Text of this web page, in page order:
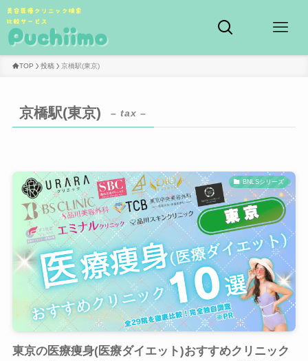
TOP 投稿 京橋駅(東京)
京橋駅(東京) – tax –
BNLSシリーズ
東京の医療痩身(医療ダイエット)おすすめクリニック